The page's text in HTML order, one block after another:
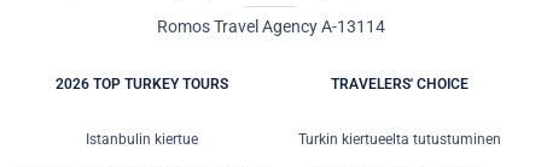
Romos Travel Agency A-13114
2026 TOP TURKEY TOURS
Istanbulin kiertue
TRAVELERS' CHOICE
Turkin kiertueelta tutustuminen